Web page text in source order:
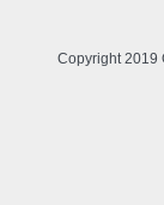
Copyright 2019